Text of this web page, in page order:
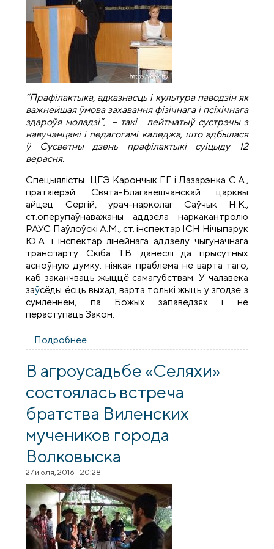
“Прафілактыка, адказнасць і культура паводзін як
важнейшая ўмова захавання фізічнага і псіхічнага
здароўя моладзі”, – такі лейтматыў сустрэчы з
навучэнцамі і педагогамі каледжа, што адбылася
ў Сусветны дзень прафілактыкі суіцыду 12
верасня.
Спецыялісты ЦГЭ Карончык Г.Г. і Лазарэнка С.А.,
пратаіерэй Свята-Благавешчанскай царквы
айцец Сергій, урач-нарколаг Саўчык Н.К.,
ст.оперупаўнаважаны аддзела наркакантролю
РАУС Паўлоўскі А.М., ст. інспектар ІСН Нічыпарук
Ю.А. і інспектар лінейнага аддзелу чыгуначнага
транспарту Скіба Т.В. данеслі да прысутных
асноўную думку: ніякая праблема не варта таго,
каб заканчваць жыццё самагубствам. У чалавека
заўсёды ёсць выхад, варта толькі жыць у згодзе з
сумленнем, па Божых запаведзях і не
пераступаць Закон.
Подробнее
Аграрным каледжы Ваўкавыска
В агроусадьбе «Селяхи»
состоялась встреча
братства Виленских
мучеников города
Волковыска
27 июля, 2016 - 20:28